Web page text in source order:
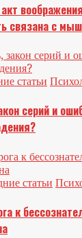
связана с
статьи
серий и
статьи
к